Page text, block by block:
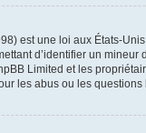
est une loi aux États-
d’identifier un
Limited et les
les abus ou les